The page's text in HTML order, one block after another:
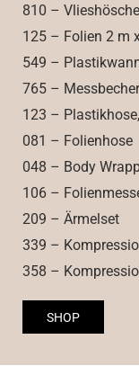
810 –
125 – Folien 2 m
549 –
765 –
123 –
081 – Folienhose
048 – Body
106 –
209 – Ärmelset
339 –
358 –
SHOP